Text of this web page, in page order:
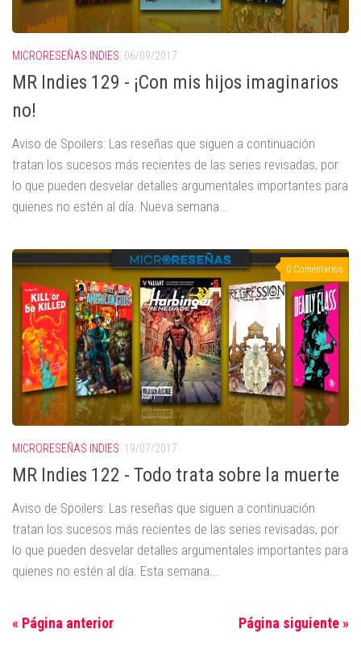
MICRORESEÑAS INDIES 06/09/2017
MR Indies 129 - ¡Con mis hijos imaginarios
no!
Aviso de Spoilers: Las reseñas que siguen a continuación
tratan los sucesos más recientes de las series revisadas, por
lo que pueden desvelar detalles argumentales importantes para
quienes no estén al día. Nueva semana...
0 Comentarios
MICRORESEÑAS INDIES 19/07/2017
MR Indies 122 - Todo trata sobre la muerte
Aviso de Spoilers: Las reseñas que siguen a continuación
tratan los sucesos más recientes de las series revisadas, por
lo que pueden desvelar detalles argumentales importantes para
quienes no estén al día. Esta semana...
« Página anterior Página siguiente »